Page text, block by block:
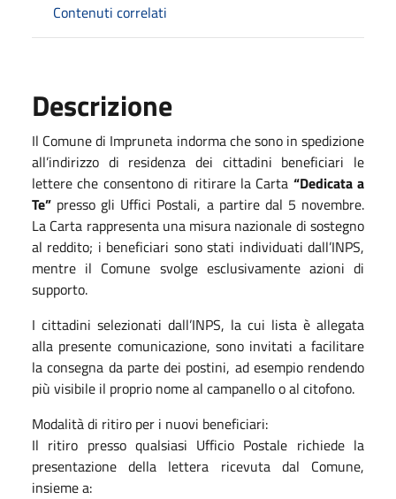
Contenuti correlati
Descrizione
Il Comune di Impruneta indorma che sono in spedizione
all’indirizzo di residenza dei cittadini beneficiari le
lettere che consentono di ritirare la Carta “Dedicata a
Te” presso gli Uffici Postali, a partire dal 5 novembre.
La Carta rappresenta una misura nazionale di sostegno
al reddito; i beneficiari sono stati individuati dall’INPS,
mentre il Comune svolge esclusivamente azioni di
supporto.
I cittadini selezionati dall’INPS, la cui lista è allegata
alla presente comunicazione, sono invitati a facilitare
la consegna da parte dei postini, ad esempio rendendo
più visibile il proprio nome al campanello o al citofono.
Modalità di ritiro per i nuovi beneficiari:
Il ritiro presso qualsiasi Ufficio Postale richiede la
presentazione della lettera ricevuta dal Comune,
insieme a: